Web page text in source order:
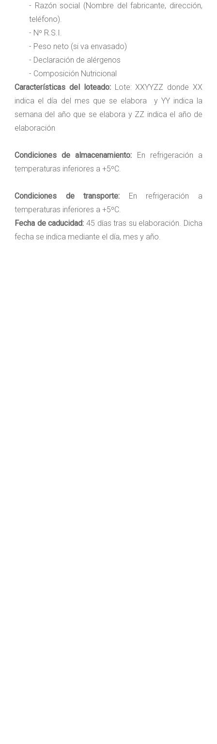
- Razón social (Nombre del fabricante, dirección,
teléfono).
- Nº R.S.I.
- Peso neto (si va envasado)
- Declaración de alérgenos
- Composición Nutricional
Características del loteado:Lote: XXYYZZ donde XX
indica el día del mes que se elabora y YY indica la
semana del año que se elabora y ZZ indica el año de
elaboración
Condiciones de almacenamiento: En refrigeración a
temperaturas inferiores a +5ºC.
Condiciones de transporte: En refrigeración a
temperaturas inferiores a +5ºC.
Fecha de caducidad: 45 días tras su elaboración. Dicha
fecha se indica mediante el día, mes y año.